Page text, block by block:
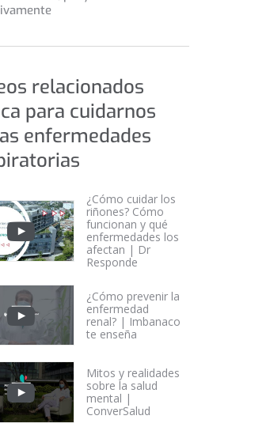
GENERAL
relacionados
para cuidarnos
enfermedades
¿Cómo cuidar los
riñones? Cómo
funcionan y qué
enfermedades los
afectan | Dr
Responde
¿Cómo prevenir la
enfermedad
renal? | Imbanaco
te enseña
Mitos y realidades
sobre la salud
mental |
ConverSalud